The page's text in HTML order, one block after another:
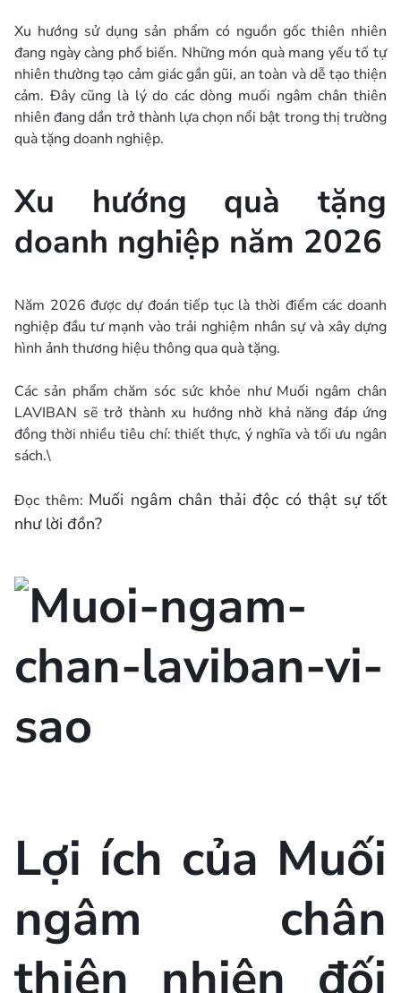
Xu hướng sử dụng sản phẩm có nguồn gốc thiên nhiên
đang ngày càng phổ biến. Những món quà mang yếu tố tự
nhiên thường tạo cảm giác gần gũi, an toàn và dễ tạo thiện
cảm. Đây cũng là lý do các dòng muối ngâm chân thiên
nhiên đang dần trở thành lựa chọn nổi bật trong thị trường
quà tặng doanh nghiệp.
Xu hướng quà tặng
doanh nghiệp năm 2026
Năm 2026 được dự đoán tiếp tục là thời điểm các doanh
nghiệp đầu tư mạnh vào trải nghiệm nhân sự và xây dựng
hình ảnh thương hiệu thông qua quà tặng.
Các sản phẩm chăm sóc sức khỏe như Muối ngâm chân
LAVIBAN sẽ trở thành xu hướng nhờ khả năng đáp ứng
đồng thời nhiều tiêu chí: thiết thực, ý nghĩa và tối ưu ngân
sách.\
Đọc thêm: Muối ngâm chân thải độc có thật sự tốt
như lời đồn?
Lợi ích của Muối
ngâm chân
thiên nhiên đối